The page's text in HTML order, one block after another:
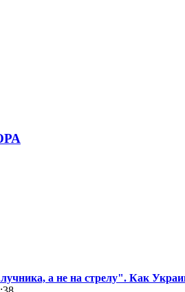
а не на стрелу". Как